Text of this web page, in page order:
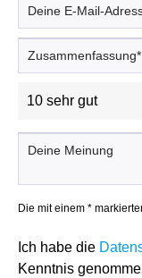
Die mit einem *
Ich habe die
Kenntnis